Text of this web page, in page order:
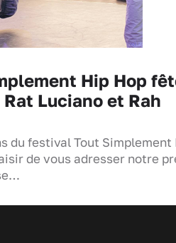
Hip Hop
Luciano et Rah
du festival Tout Simplement
de vous adresser notre